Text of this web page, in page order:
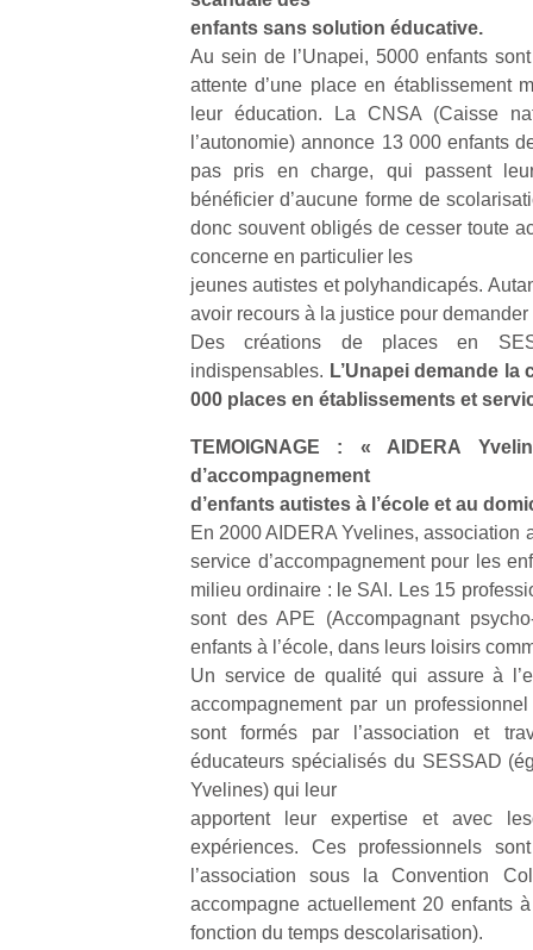
enfants sans solution éducative.
Au sein de l’Unapei, 5000 enfants
attente d’une place en établissement
leur éducation. La CNSA (Caisse
l’autonomie) annonce 13 000 enfants
pas pris en charge, qui passent
bénéficier d’aucune forme de
donc souvent obligés de cesser toute
concerne en particulier les
jeunes autistes et polyhandicapés.
avoir recours à la justice pour
Des créations de places en
indispensables. L’Unapei demande
000 places en établissements et
TEMOIGNAGE : « AIDERA
d’accompagnement
d’enfants autistes à l’école et au
En 2000 AIDERA Yvelines, association
service d’accompagnement pour les
milieu ordinaire : le SAI. Les 15
sont des APE (Accompagnant
enfants à l’école, dans leurs loisirs
Un service de qualité qui assure à
accompagnement par un
sont formés par l’association et
éducateurs spécialisés du SESSAD
Yvelines) qui leur
apportent leur expertise et avec
expériences. Ces professionnels
l’association sous la Convention
accompagne actuellement 20 enfants
fonction du temps descolarisation).
NextGen,
une
nouvelle
trottinette
mécanique
Beeper
Les
enfants
débordent
d’énergie.
Varier les
occupations
n’est pas
simple.
Conjuguer
divertissement,
activité
apprentissage…
Des
trampolines
pour les
grands et
les petits !
Durant les
vacances
estivales
et avec le
retour des
l’occasion
rêvée
enfants